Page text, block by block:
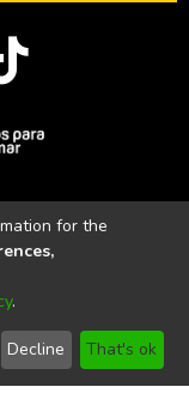
Carchi
| Acreditada por el
CACES-2020
for the
.
Decline That's ok